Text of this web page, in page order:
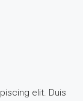
elit. Duis